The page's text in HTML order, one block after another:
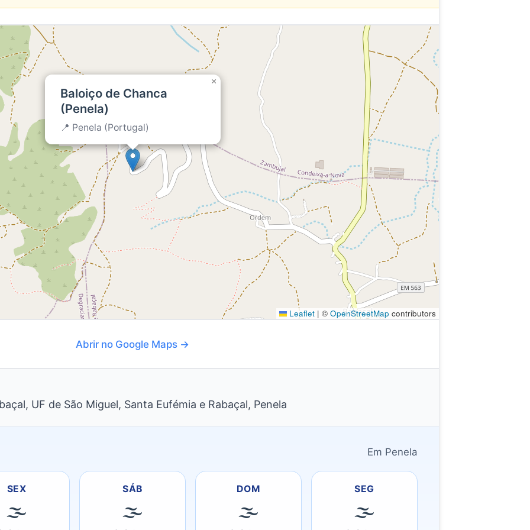
Baloiço de Chanca
(Penela)
📍 Penela (Portugal)
×
Leaflet | © OpenStreetMap contributors
Abrir no Google Maps →
UF de São Miguel, Santa Eufémia e Rabaçal, Penela
Em Penela
SEX
🌫
SÁB
🌫
DOM
🌫
SEG
🌫